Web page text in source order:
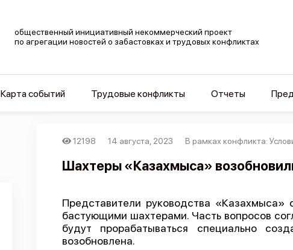
общественный инициативный некоммерческий проект
по агрегации новостей о забастовках и трудовых конфликтах
Карта событий Трудовые конфликты Отчеты
12198 14 августа, 2023 В рамках конфликта:
Шахтеры «Казахмыса»
Представители руководства
бастующими шахтерами. Часть вопросов
будут прорабатываться специально
возобновлена.